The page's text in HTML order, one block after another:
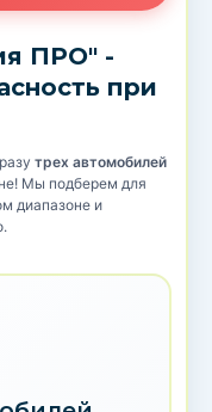
ПРО" -
при
трех автомобилей
Мы подберем для
диапазоне и